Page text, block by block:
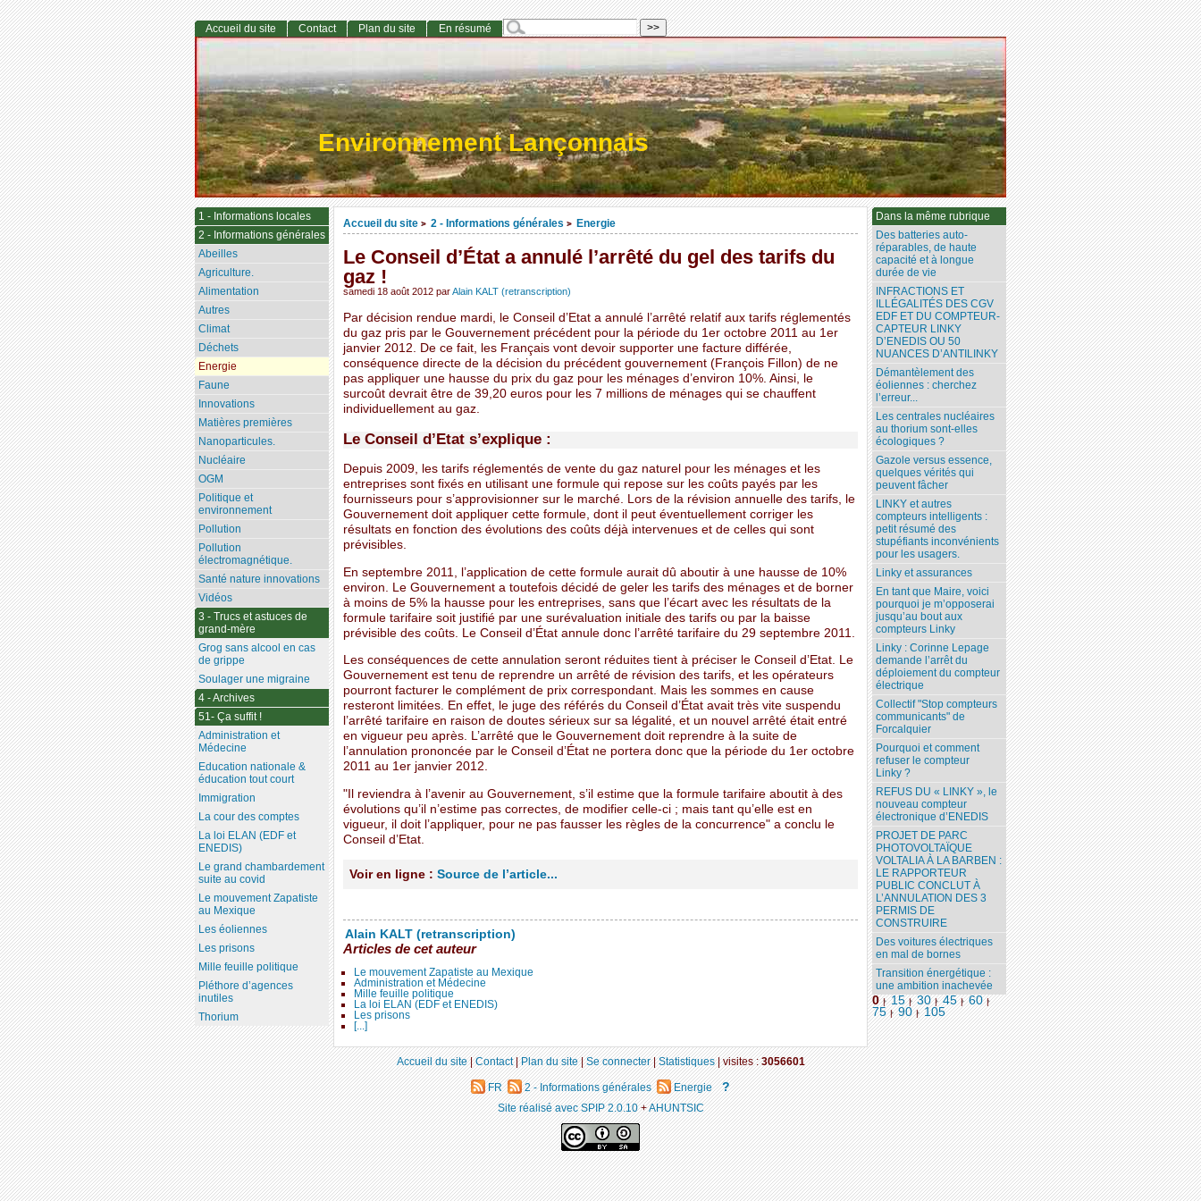
Environnement Lançonnais
Accueil du site > 2 - Informations générales > Energie
Le Conseil d’État a annulé l’arrêté du gel des tarifs du
gaz !
samedi 18 août 2012 parAlain KALT (retranscription)
Par décision rendue mardi, le Conseil d’Etat a annulé l’arrêté relatif aux tarifs réglementés
du gaz pris par le Gouvernement précédent pour la période du 1er octobre 2011 au 1er
janvier 2012. De ce fait, les Français vont devoir supporter une facture différée,
conséquence directe de la décision du précédent gouvernement (François Fillon) de ne
pas appliquer une hausse du prix du gaz pour les ménages d’environ 10%. Ainsi, le
surcoût devrait être de 39,20 euros pour les 7 millions de ménages qui se chauffent
individuellement au gaz.
Le Conseil d’Etat s’explique :
Depuis 2009, les tarifs réglementés de vente du gaz naturel pour les ménages et les
entreprises sont fixés en utilisant une formule qui repose sur les coûts payés par les
fournisseurs pour s’approvisionner sur le marché. Lors de la révision annuelle des tarifs, le
Gouvernement doit appliquer cette formule, dont il peut éventuellement corriger les
résultats en fonction des évolutions des coûts déjà intervenues et de celles qui sont
prévisibles.
En septembre 2011, l’application de cette formule aurait dû aboutir à une hausse de 10%
environ. Le Gouvernement a toutefois décidé de geler les tarifs des ménages et de borner
à moins de 5% la hausse pour les entreprises, sans que l’écart avec les résultats de la
formule tarifaire soit justifié par une surévaluation initiale des tarifs ou par la baisse
prévisible des coûts. Le Conseil d’État annule donc l’arrêté tarifaire du 29 septembre 2011.
Les conséquences de cette annulation seront réduites tient à préciser le Conseil d’Etat. Le
Gouvernement est tenu de reprendre un arrêté de révision des tarifs, et les opérateurs
pourront facturer le complément de prix correspondant. Mais les sommes en cause
resteront limitées. En effet, le juge des référés du Conseil d’État avait très vite suspendu
l’arrêté tarifaire en raison de doutes sérieux sur sa légalité, et un nouvel arrêté était entré
en vigueur peu après. L’arrêté que le Gouvernement doit reprendre à la suite de
l’annulation prononcée par le Conseil d’État ne portera donc que la période du 1er octobre
2011 au 1er janvier 2012.
"Il reviendra à l’avenir au Gouvernement, s’il estime que la formule tarifaire aboutit à des
évolutions qu’il n’estime pas correctes, de modifier celle-ci ; mais tant qu’elle est en
vigueur, il doit l’appliquer, pour ne pas fausser les règles de la concurrence" a conclu le
Conseil d’Etat.
Voir en ligne : Source de l’article...
Alain KALT (retranscription)
Articles de cet auteur
Le mouvement Zapatiste au Mexique
Administration et Médecine
Mille feuille politique
La loi ELAN (EDF et ENEDIS)
Les prisons
[...]
Dans la même rubrique
Des batteries auto-
réparables, de haute
capacité et à longue
durée de vie
INFRACTIONS ET
ILLÉGALITÉS DES CGV
EDF ET DU COMPTEUR-
CAPTEUR LINKY
D’ENEDIS OU 50
NUANCES D’ANTILINKY
Démantèlement des
éoliennes : cherchez
l’erreur...
Les centrales nucléaires
au thorium sont-elles
écologiques ?
Gazole versus essence,
quelques vérités qui
peuvent fâcher
LINKY et autres
compteurs intelligents :
petit résumé des
stupéfiants inconvénients
pour les usagers.
Linky et assurances
En tant que Maire, voici
pourquoi je m’opposerai
jusqu’au bout aux
compteurs Linky
Linky : Corinne Lepage
demande l’arrêt du
déploiement du compteur
électrique
Collectif "Stop compteurs
communicants" de
Forcalquier
Pourquoi et comment
refuser le compteur
Linky ?
REFUS DU « LINKY », le
nouveau compteur
électronique d’ENEDIS
PROJET DE PARC
PHOTOVOLTAÏQUE
VOLTALIA À LA BARBEN :
LE RAPPORTEUR
PUBLIC CONCLUT À
L’ANNULATION DES 3
PERMIS DE
CONSTRUIRE
Des voitures électriques
en mal de bornes
Transition énergétique :
une ambition inachevée
0 | 15 | 30 | 45 | 60 |
75 | 90 | 105
Accueil du site Contact Plan du site En résumé
1 - Informations locales
2 - Informations générales
Abeilles
Agriculture.
Alimentation
Autres
Climat
Déchets
Energie
Faune
Innovations
Matières premières
Nanoparticules.
Nucléaire
OGM
Politique et
environnement
Pollution
Pollution
électromagnétique.
Santé nature innovations
Vidéos
3 - Trucs et astuces de
grand-mère
Grog sans alcool en cas
de grippe
Soulager une migraine
4 - Archives
51- Ça suffit !
Administration et
Médecine
Education nationale &
éducation tout court
Immigration
La cour des comptes
La loi ELAN (EDF et
ENEDIS)
Le grand chambardement
suite au covid
Le mouvement Zapatiste
au Mexique
Les éoliennes
Les prisons
Mille feuille politique
Pléthore d’agences
inutiles
Thorium
Accueil du site|Contact|Plan du site|Se connecter|Statistiques|visites :3056601
FR 2 - Informations générales Energie ?
Site réalisé avec SPIP 2.0.10+AHUNTSIC